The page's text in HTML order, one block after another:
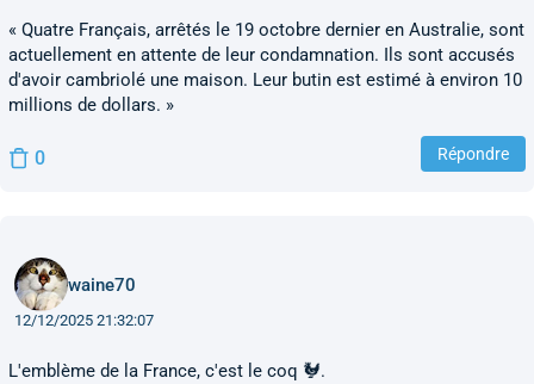
« Quatre Français, arrêtés le 19 octobre dernier en Australie, sont
actuellement en attente de leur condamnation. Ils sont accusés
d'avoir cambriolé une maison. Leur butin est estimé à environ 10
millions de dollars. »
0 Répondre
waine70
12/12/2025 21:32:07
L'emblème de la France, c'est le coq 🐓.